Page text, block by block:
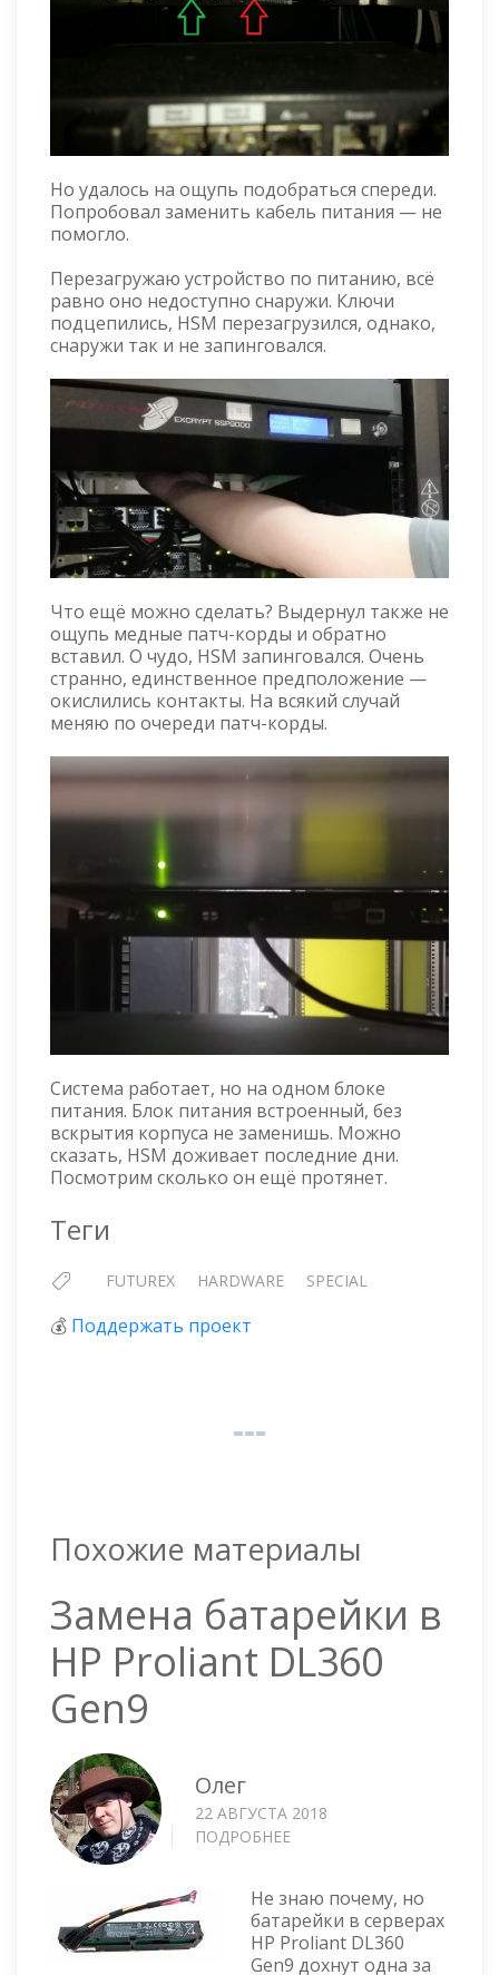
Но удалось на ощупь подобраться спереди.
Попробовал заменить кабель питания — не
помогло.
Перезагружаю устройство по питанию, всё
равно оно недоступно снаружи. Ключи
подцепились, HSM перезагрузился, однако,
снаружи так и не запинговался.
Что ещё можно сделать? Выдернул также не
ощупь медные патч-корды и обратно
вставил. О чудо, HSM запинговался. Очень
странно, единственное предположение —
окислились контакты. На всякий случай
меняю по очереди патч-корды.
Система работает, но на одном блоке
питания. Блок питания встроенный, без
вскрытия корпуса не заменишь. Можно
сказать, HSM доживает последние дни.
Посмотрим сколько он ещё протянет.
Теги
FUTUREX HARDWARE SPECIAL
💰 Поддержать проект
Похожие материалы
Замена батарейки в
HP Proliant DL360
Gen9
Олег
22 АВГУСТА 2018
ПОДРОБНЕЕ
В
HP
PROLIANT
Не знаю почему, но
батарейки в серверах
HP Proliant DL360
Gen9 дохнут одна за